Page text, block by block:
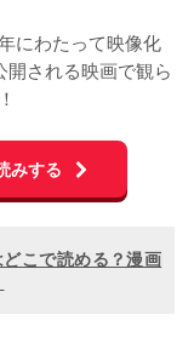
にわたって映像化
される映画で観ら
みする
こで読める？漫画